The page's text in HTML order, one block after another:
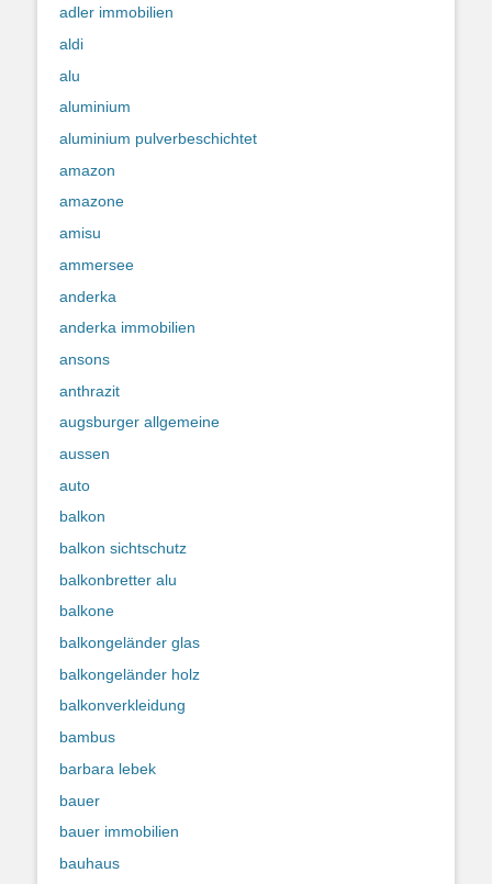
adler immobilien
aldi
alu
aluminium
aluminium pulverbeschichtet
amazon
amazone
amisu
ammersee
anderka
anderka immobilien
ansons
anthrazit
augsburger allgemeine
aussen
auto
balkon
balkon sichtschutz
balkonbretter alu
balkone
balkongeländer glas
balkongeländer holz
balkonverkleidung
bambus
barbara lebek
bauer
bauer immobilien
bauhaus